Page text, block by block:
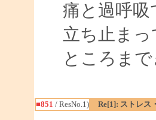
痛と過呼
立ち止ま
ところま
■851 / ResNo.1) Re[1]: ストレス